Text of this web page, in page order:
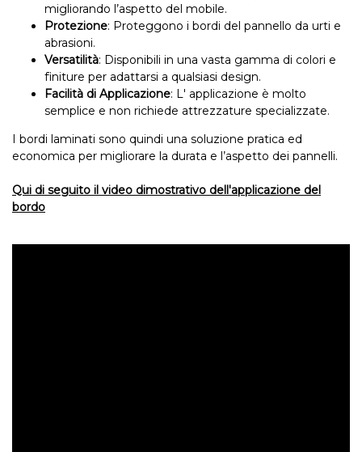
migliorando l’aspetto del mobile.
Protezione: Proteggono i bordi del pannello da urti e
abrasioni.
Versatilità: Disponibili in una vasta gamma di colori e
finiture per adattarsi a qualsiasi design.
Facilità di Applicazione: L' applicazione è molto
semplice e non richiede attrezzature specializzate.
I bordi laminati sono quindi una soluzione pratica ed
economica per migliorare la durata e l’aspetto dei pannelli.
Qui di seguito il video dimostrativo dell'applicazione del
bordo